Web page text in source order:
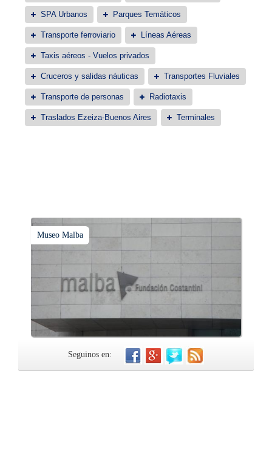
SPA Urbanos Parques Temáticos
Transporte ferroviario Líneas Aéreas
Taxis aéreos - Vuelos privados
Cruceros y salidas náuticas Transportes Fluviales
Transporte de personas Radiotaxis
Traslados Ezeiza-Buenos Aires Terminales
Museo Malba
Seguinos en: